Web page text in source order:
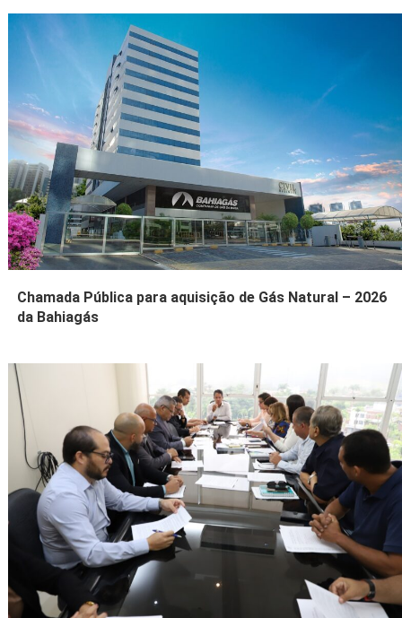
Chamada Pública para aquisição de Gás Natural – 2026
da Bahiagás